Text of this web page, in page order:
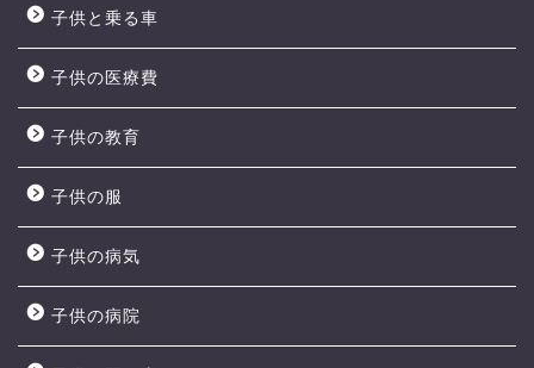
子供と乗る車
子供の医療費
子供の教育
子供の服
子供の病気
子供の病院